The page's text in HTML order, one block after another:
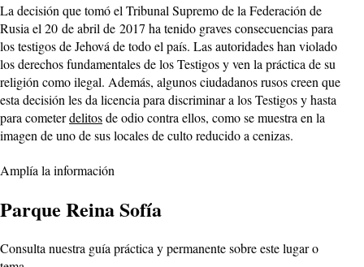
La decisión que tomó el Tribunal Supremo de la Federación de
Rusia el 20 de abril de 2017 ha tenido graves consecuencias para
los testigos de Jehová de todo el país. Las autoridades han violado
los derechos fundamentales de los Testigos y ven la práctica de su
religión como ilegal. Además, algunos ciudadanos rusos creen que
esta decisión les da licencia para discriminar a los Testigos y hasta
para cometerdelitosde odio contra ellos, como se muestra en la
imagen de uno de sus locales de culto reducido a cenizas.
Amplía la información
Parque Reina Sofía
Consulta nuestra guía práctica y permanente sobre este lugar o